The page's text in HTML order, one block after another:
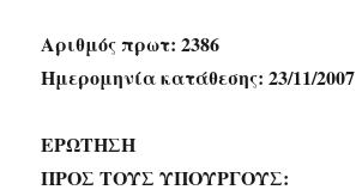
Αριθμός πρωτ: 2386
Ημερομηνία κατάθεσης: 23/11/2007
ΕΡΩΤΗΣΗ
ΠΡΟΣ ΤOΥΣ ΥΠΟΥΡΓΟΥΣ: